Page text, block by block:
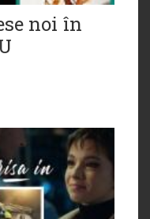
noi în